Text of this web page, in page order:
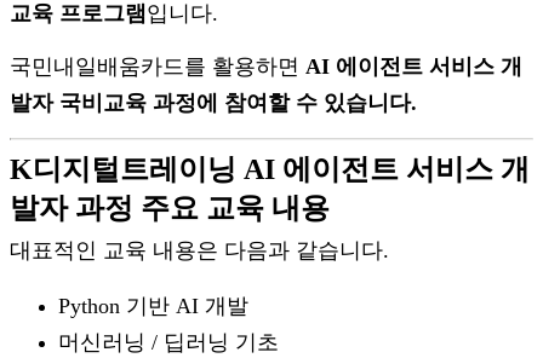
교육 프로그램입니다.
국민내일배움카드를 활용하면 AI 에이전트 서비스 개
발자 국비교육 과정에 참여할 수 있습니다.
K디지털트레이닝 AI 에이전트 서비스 개
발자 과정 주요 교육 내용
대표적인 교육 내용은 다음과 같습니다.
Python 기반 AI 개발
머신러닝 / 딥러닝 기초